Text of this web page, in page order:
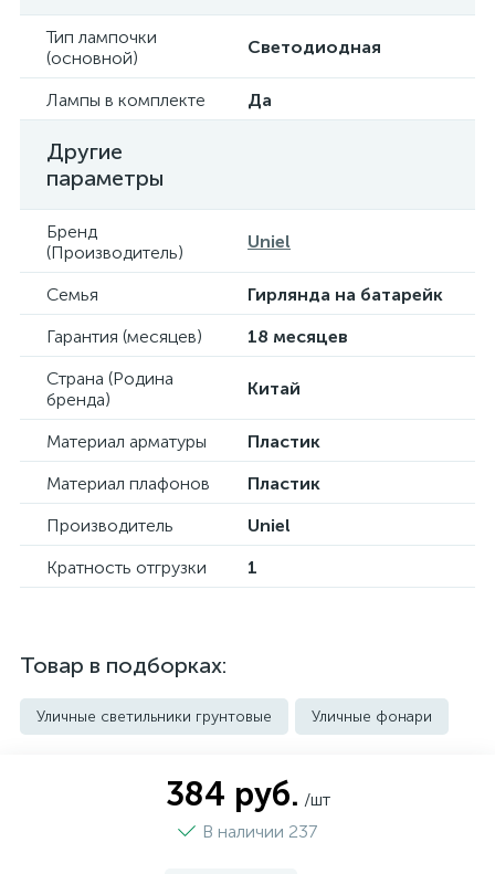
Тип лампочки
(основной)
Светодиодная
Лампы в комплекте Да
Другие
параметры
Бренд
(Производитель)
Uniel
Семья
Гирлянда на батарейк
Гарантия (месяцев)
18 месяцев
Страна (Родина
бренда)
Китай
Материал арматуры
Пластик
Материал плафонов
Пластик
Производитель
Uniel
Кратность отгрузки
1
Товар в подборках:
Уличные светильники грунтовые Уличные фонари
384 руб. /шт
В наличии 237